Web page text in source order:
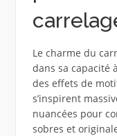
Le charme du
dans sa capacité
des effets de
s’inspirent
nuancées pour
sobres et